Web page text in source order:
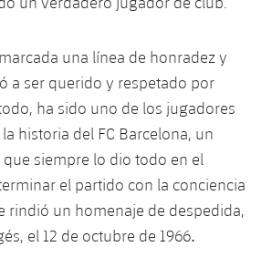
una línea de honradez y
a ser querido y respetado por
ha sido uno de los jugadores
historia del FC Barcelona, ​​un
siempre lo dio todo en el
el partido con la conciencia
rindió un homenaje de despedida,
el 12 de octubre de 1966.